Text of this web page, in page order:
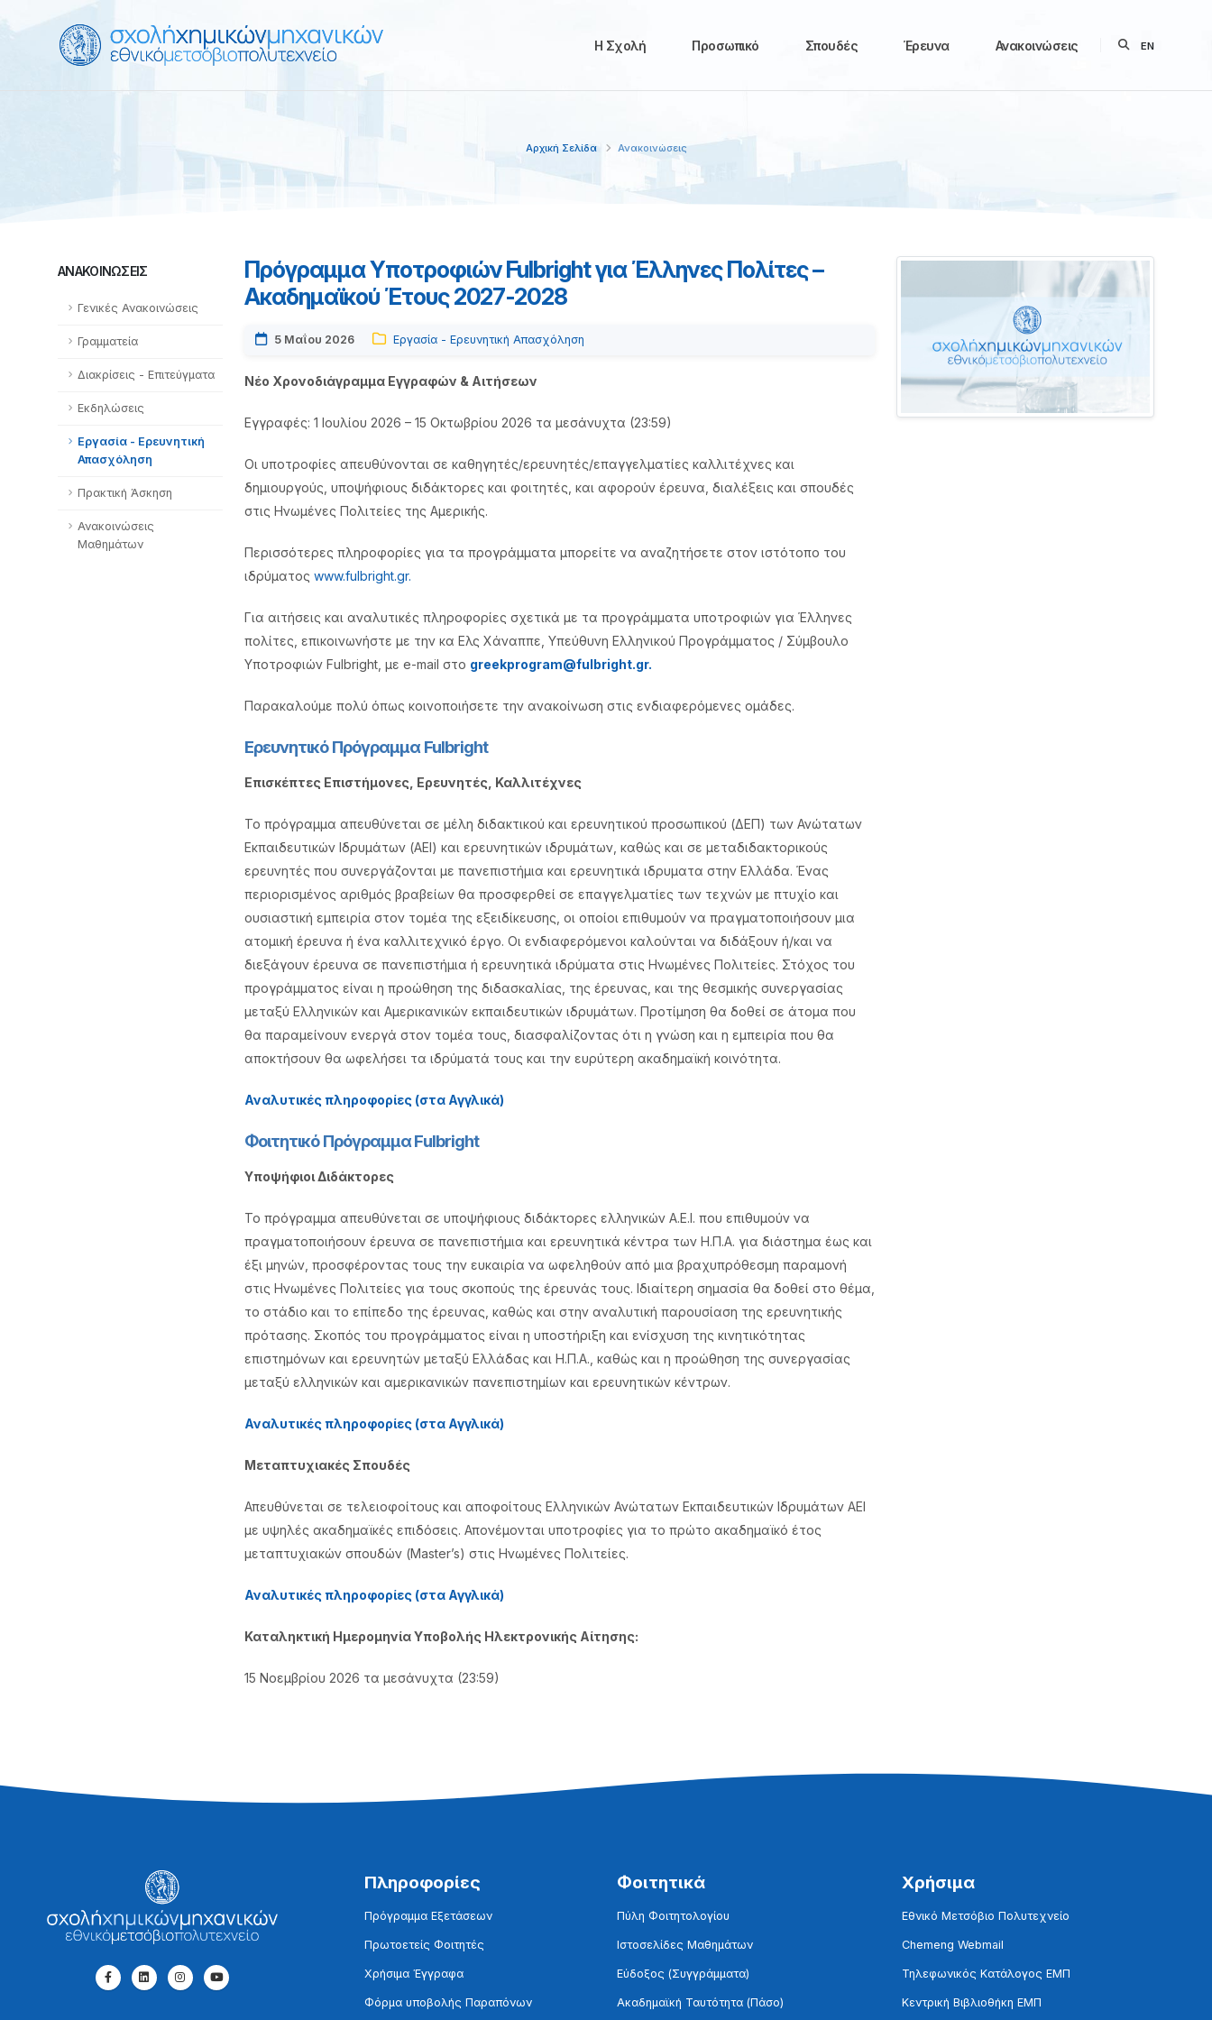
Η Σχολή Προσωπικό Σπουδές Έρευνα Ανακοινώσεις EN
Αρχική Σελίδα Ανακοινώσεις
ΑΝΑΚΟΙΝΏΣΕΙΣ
Γενικές Ανακοινώσεις
Γραμματεία
Διακρίσεις - Επιτεύγματα
Εκδηλώσεις
Εργασία - Ερευνητική
Απασχόληση
Πρακτική Άσκηση
Ανακοινώσεις
Μαθημάτων
Πρόγραμμα Υποτροφιών Fulbright για Έλληνες Πολίτες –
Ακαδημαϊκού Έτους 2027-2028
5 Μαΐου 2026 Εργασία - Ερευνητική Απασχόληση
Νέο Χρονοδιάγραμμα Εγγραφών & Αιτήσεων
Εγγραφές: 1 Ιουλίου 2026 – 15 Οκτωβρίου 2026 τα μεσάνυχτα (23:59)
Οι υποτροφίες απευθύνονται σε καθηγητές/ερευνητές/επαγγελματίες καλλιτέχνες και
δημιουργούς, υποψήφιους διδάκτορες και φοιτητές, και αφορούν έρευνα, διαλέξεις και σπουδές
στις Ηνωμένες Πολιτείες της Αμερικής.
Περισσότερες πληροφορίες για τα προγράμματα μπορείτε να αναζητήσετε στον ιστότοπο του
ιδρύματος www.fulbright.gr.
Για αιτήσεις και αναλυτικές πληροφορίες σχετικά µε τα προγράµµατα υποτροφιών για Έλληνες
πολίτες, επικοινωνήστε με την κα Ελς Χάναππε, Υπεύθυνη Ελληνικού Προγράµµατος / Σύµβουλο
Υποτροφιών Fulbright, με e-mail στο greekprogram@fulbright.gr.
Παρακαλούμε πολύ όπως κοινοποιήσετε την ανακοίνωση στις ενδιαφερόμενες ομάδες.
Ερευνητικό Πρόγραμμα Fulbright
Επισκέπτες Επιστήμονες, Ερευνητές, Καλλιτέχνες
Το πρόγραμμα απευθύνεται σε μέλη διδακτικού και ερευνητικού προσωπικού (ΔΕΠ) των Ανώτατων
Εκπαιδευτικών Ιδρυμάτων (ΑΕΙ) και ερευνητικών ιδρυμάτων, καθώς και σε μεταδιδακτορικούς
ερευνητές που συνεργάζονται με πανεπιστήμια και ερευνητικά ιδρυματα στην Ελλάδα. Ένας
περιορισμένος αριθμός βραβείων θα προσφερθεί σε επαγγελματίες των τεχνών με πτυχίο και
ουσιαστική εμπειρία στον τομέα της εξειδίκευσης, οι οποίοι επιθυμούν να πραγματοποιήσουν μια
ατομική έρευνα ή ένα καλλιτεχνικό έργο. Οι ενδιαφερόμενοι καλούνται να διδάξουν ή/και να
διεξάγουν έρευνα σε πανεπιστήμια ή ερευνητικά ιδρύματα στις Ηνωμένες Πολιτείες. Στόχος του
προγράμματος είναι η προώθηση της διδασκαλίας, της έρευνας, και της θεσμικής συνεργασίας
μεταξύ Ελληνικών και Αμερικανικών εκπαιδευτικών ιδρυμάτων. Προτίμηση θα δοθεί σε άτομα που
θα παραμείνουν ενεργά στον τομέα τους, διασφαλίζοντας ότι η γνώση και η εμπειρία που θα
αποκτήσουν θα ωφελήσει τα ιδρύματά τους και την ευρύτερη ακαδημαϊκή κοινότητα.
Αναλυτικές πληροφορίες (στα Αγγλικά)
Φοιτητικό Πρόγραμμα Fulbright
Υποψήφιοι Διδάκτορες
Το πρόγραμμα απευθύνεται σε υποψήφιους διδάκτορες ελληνικών Α.Ε.Ι. που επιθυμούν να
πραγματοποιήσουν έρευνα σε πανεπιστήμια και ερευνητικά κέντρα των Η.Π.Α. για διάστημα έως και
έξι μηνών, προσφέροντας τους την ευκαιρία να ωφεληθούν από μια βραχυπρόθεσμη παραμονή
στις Ηνωμένες Πολιτείες για τους σκοπούς της έρευνάς τους. Ιδιαίτερη σημασία θα δοθεί στο θέμα,
το στάδιο και το επίπεδο της έρευνας, καθώς και στην αναλυτική παρουσίαση της ερευνητικής
πρότασης. Σκοπός του προγράμματος είναι η υποστήριξη και ενίσχυση της κινητικότητας
επιστημόνων και ερευνητών μεταξύ Ελλάδας και Η.Π.Α., καθώς και η προώθηση της συνεργασίας
μεταξύ ελληνικών και αμερικανικών πανεπιστημίων και ερευνητικών κέντρων.
Αναλυτικές πληροφορίες (στα Αγγλικά)
Μεταπτυχιακές Σπουδές
Απευθύνεται σε τελειοφοίτους και αποφοίτους Ελληνικών Ανώτατων Εκπαιδευτικών Ιδρυμάτων ΑΕΙ
με υψηλές ακαδημαϊκές επιδόσεις. Απονέμονται υποτροφίες για το πρώτο ακαδημαϊκό έτος
μεταπτυχιακών σπουδών (Master’s) στις Ηνωμένες Πολιτείες.
Αναλυτικές πληροφορίες (στα Αγγλικά)
Καταληκτική Ημερομηνία Υποβολής Ηλεκτρονικής Αίτησης:
15 Νοεμβρίου 2026 τα μεσάνυχτα (23:59)
Πληροφορίες
Πρόγραμμα Εξετάσεων
Πρωτοετείς Φοιτητές
Χρήσιμα Έγγραφα
Φόρμα υποβολής Παραπόνων
Φοιτητικά
Πύλη Φοιτητολογίου
Ιστοσελίδες Μαθημάτων
Εύδοξος (Συγγράμματα)
Ακαδημαϊκή Ταυτότητα (Πάσο)
Χρήσιμα
Εθνικό Μετσόβιο Πολυτεχνείο
Chemeng Webmail
Τηλεφωνικός Κατάλογος ΕΜΠ
Κεντρική Βιβλιοθήκη ΕΜΠ